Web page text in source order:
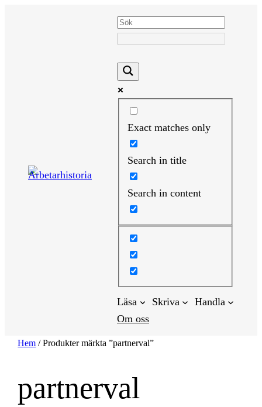
Exact matches only
Search in title
Search in content
Läsa Skriva
Handla
Om oss
Hem / Produkter märkta ”partnerval”
partnerval